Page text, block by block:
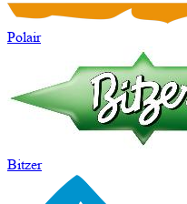
Polair
Bitzer